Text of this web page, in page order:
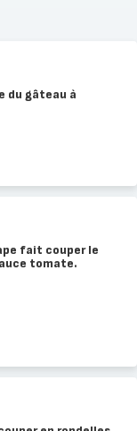
du gâteau à
fait couper le
tomate.